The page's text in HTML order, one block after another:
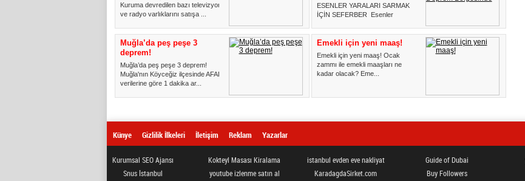
Kuruma devredilen bazı televizyon
ve radyo varlıklarını satışa ...
ESENLER YARALARI SARMAK
İÇİN SEFERBER Esenler
“ESKAT”, ...
Muğla’da peş peşe 3
deprem!
Muğla’da peş peşe 3 deprem!
Muğla'nın Köyceğiz ilçesinde AFAD
verilerine göre 1 dakika ar...
Emekli için yeni maaş!
Emekli için yeni maaş! Ocak
zammı ile emekli maaşları ne
kadar olacak? Eme...
Künye Gizlilik İlkeleri İletişim Reklam Yazarlar
Kurumsal SEO Ajansı
Snus İstanbul
Kokteyl Masası Kiralama
youtube izlenme satın al
istanbul evden eve nakliyat
KaradagdaSirket.com
Guide of Dubai
Buy Followers